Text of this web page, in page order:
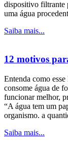
dispositivo filtrante
uma água
Saiba mais...
12 motivos
Entenda como
consome água de
funcionar melhor,
“A água tem um
organismo. a
Saiba mais...